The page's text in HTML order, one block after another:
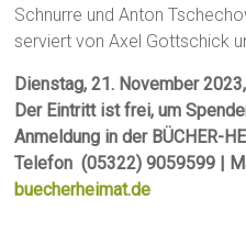
Schnurre und Anton
serviert von Axel Gottschick
Dienstag, 21. November
Der Eintritt ist frei, um
Anmeldung in der BÜCHER-
Telefon (05322) 9059599 |
buecherheimat.de